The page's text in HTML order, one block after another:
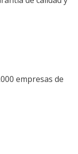
empresas de